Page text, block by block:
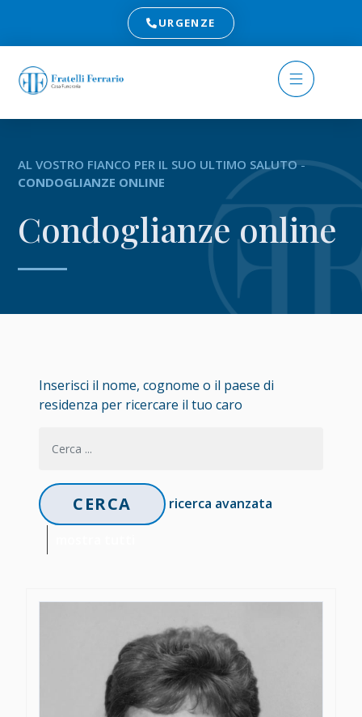
URGENZE
AL VOSTRO FIANCO PER IL SUO ULTIMO SALUTO-
CONDOGLIANZE ONLINE
Condoglianze online
Inserisci il nome, cognome o il paese di
residenza per ricercare il tuo caro
ricerca avanzata